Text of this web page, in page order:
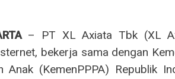
– PT XL Axiata Tbk (XL
bekerja sama dengan
Anak (KemenPPPA) Republik